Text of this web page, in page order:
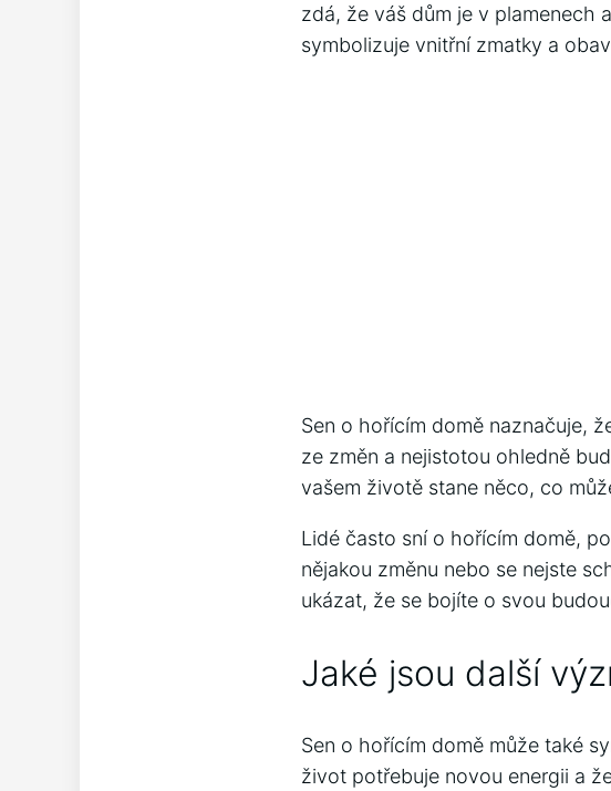
zdá, že váš dům je v plamenech
symbolizuje vnitřní zmatky a
Sen o hořícím domě naznačuje,
ze změn a nejistotou ohledně
vašem životě stane něco, co
Lidé často sní o hořícím domě,
nějakou změnu nebo se nejste
ukázat, že se bojíte o svou
Jaké jsou další
Sen o hořícím domě může také
život potřebuje novou energii a